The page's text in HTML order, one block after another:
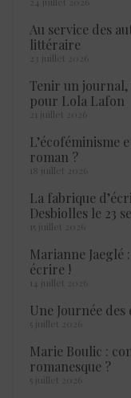
Au service des
littéraire
23 juillet 2026
Tenir un journal,
pour Lola Lafon
21 juillet 2026
L’écoféminisme
roman ?
18 juillet 2026
La fabrique
Desbiolles le 23
15 juillet 2026
Marianne Jaeglé
écrire !
14 juillet 2026
Une Journée
5 juillet 2026
Marie Boulic :
romanesque ?
5 juillet 2026